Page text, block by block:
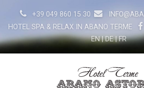
+39 049 860 15 30
HOTEL SPA & RELAX IN ABANO TERME
EN|DE|FR